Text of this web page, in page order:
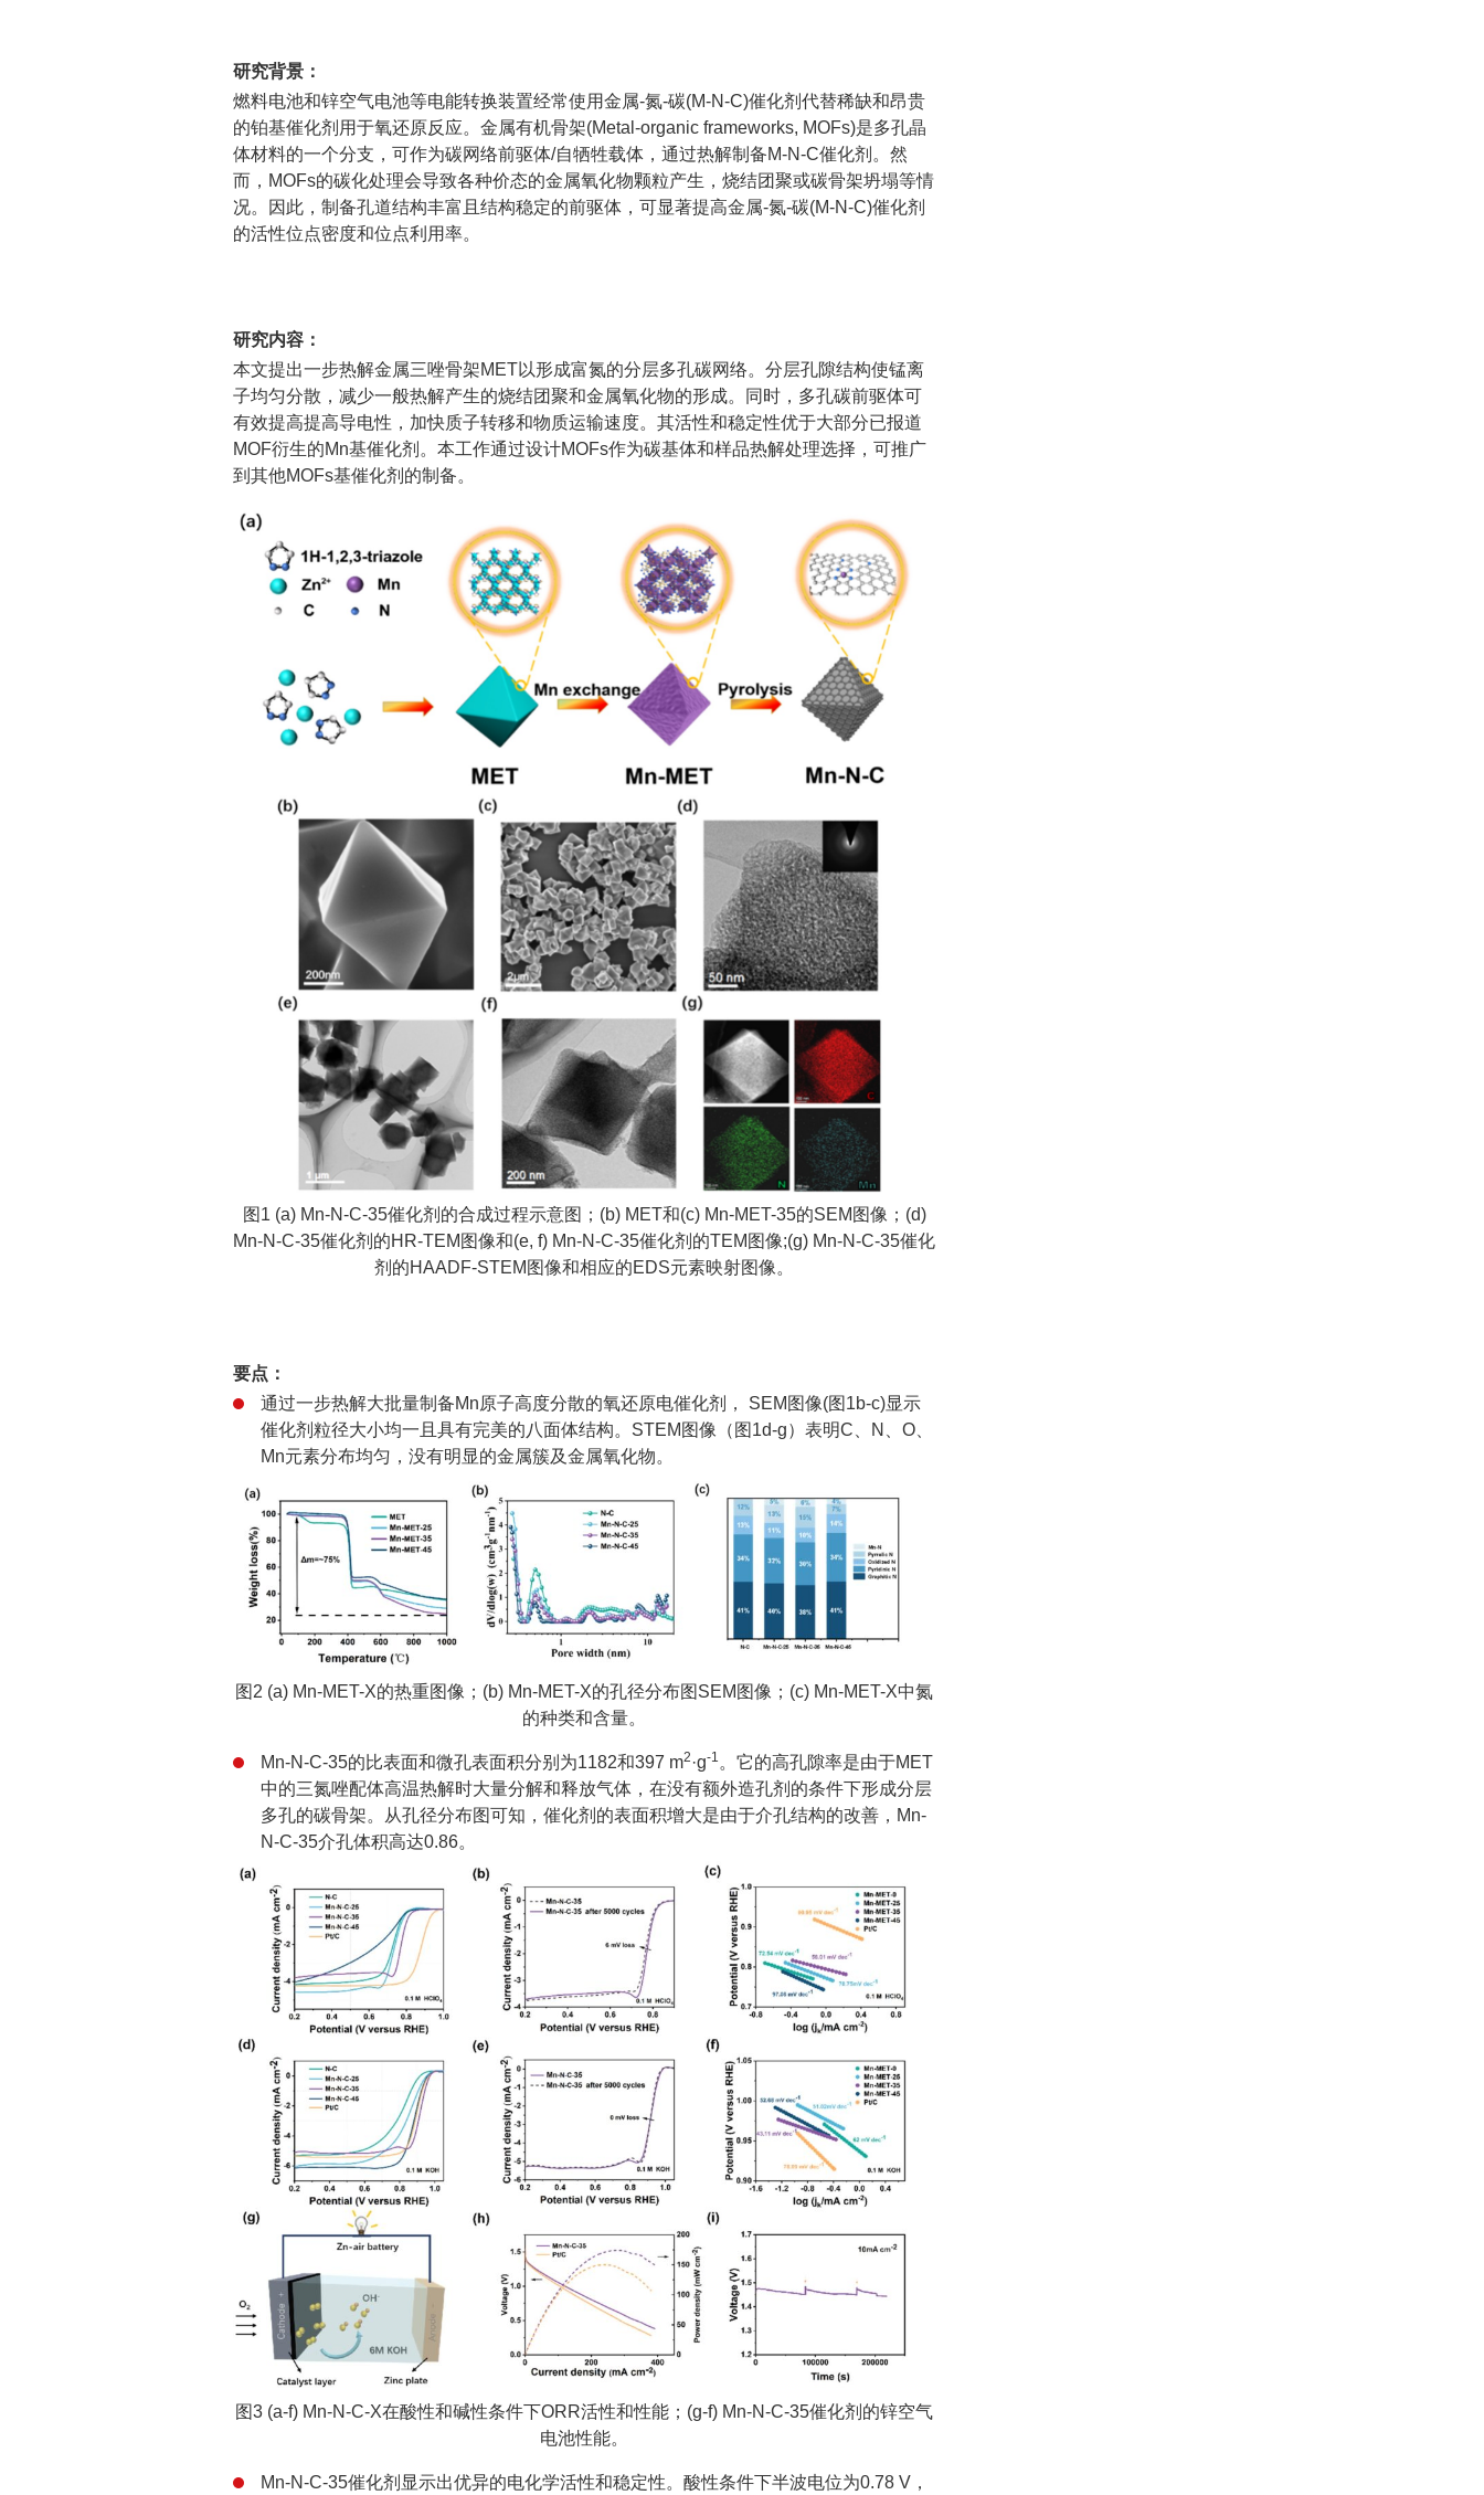
研究背景：
燃料电池和锌空气电池等电能转换装置经常使用金属-氮-碳(M-N-C)催化剂代替稀缺和昂贵
的铂基催化剂用于氧还原反应。金属有机骨架(Metal-organic frameworks, MOFs)是多孔晶
体材料的一个分支，可作为碳网络前驱体/自牺牲载体，通过热解制备M-N-C催化剂。然
而，MOFs的碳化处理会导致各种价态的金属氧化物颗粒产生，烧结团聚或碳骨架坍塌等情
况。因此，制备孔道结构丰富且结构稳定的前驱体，可显著提高金属-氮-碳(M-N-C)催化剂
的活性位点密度和位点利用率。
研究内容：
本文提出一步热解金属三唑骨架MET以形成富氮的分层多孔碳网络。分层孔隙结构使锰离
子均匀分散，减少一般热解产生的烧结团聚和金属氧化物的形成。同时，多孔碳前驱体可
有效提高提高导电性，加快质子转移和物质运输速度。其活性和稳定性优于大部分已报道
MOF衍生的Mn基催化剂。本工作通过设计MOFs作为碳基体和样品热解处理选择，可推广
到其他MOFs基催化剂的制备。
图1 (a) Mn-N-C-35催化剂的合成过程示意图；(b) MET和(c) Mn-MET-35的SEM图像；(d)
Mn-N-C-35催化剂的HR-TEM图像和(e, f) Mn-N-C-35催化剂的TEM图像;(g) Mn-N-C-35催化
剂的HAADF-STEM图像和相应的EDS元素映射图像。
要点：
通过一步热解大批量制备Mn原子高度分散的氧还原电催化剂， SEM图像(图1b-c)显示
催化剂粒径大小均一且具有完美的八面体结构。STEM图像（图1d-g）表明C、N、O、
Mn元素分布均匀，没有明显的金属簇及金属氧化物。
图2 (a) Mn-MET-X的热重图像；(b) Mn-MET-X的孔径分布图SEM图像；(c) Mn-MET-X中氮
的种类和含量。
Mn-N-C-35的比表面和微孔表面积分别为1182和397 m2 ·g-1 。它的高孔隙率是由于MET
中的三氮唑配体高温热解时大量分解和释放气体，在没有额外造孔剂的条件下形成分层
多孔的碳骨架。从孔径分布图可知，催化剂的表面积增大是由于介孔结构的改善，Mn-
N-C-35介孔体积高达0.86。
图3 (a-f) Mn-N-C-X在酸性和碱性条件下ORR活性和性能；(g-f) Mn-N-C-35催化剂的锌空气
电池性能。
Mn-N-C-35催化剂显示出优异的电化学活性和稳定性。酸性条件下半波电位为0.78 V，